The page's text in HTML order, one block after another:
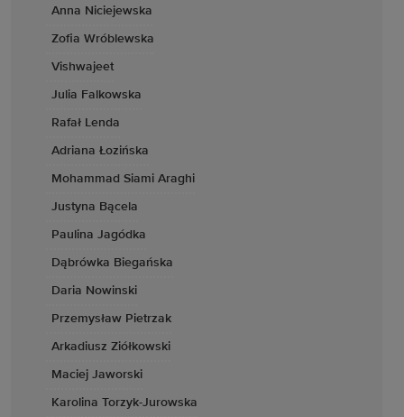
Anna Niciejewska
Zofia Wróblewska
Vishwajeet
Julia Falkowska
Rafał Lenda
Adriana Łozińska
Mohammad Siami Araghi
Justyna Bącela
Paulina Jagódka
Dąbrówka Biegańska
Daria Nowinski
Przemysław Pietrzak
Arkadiusz Ziółkowski
Maciej Jaworski
Karolina Torzyk-Jurowska